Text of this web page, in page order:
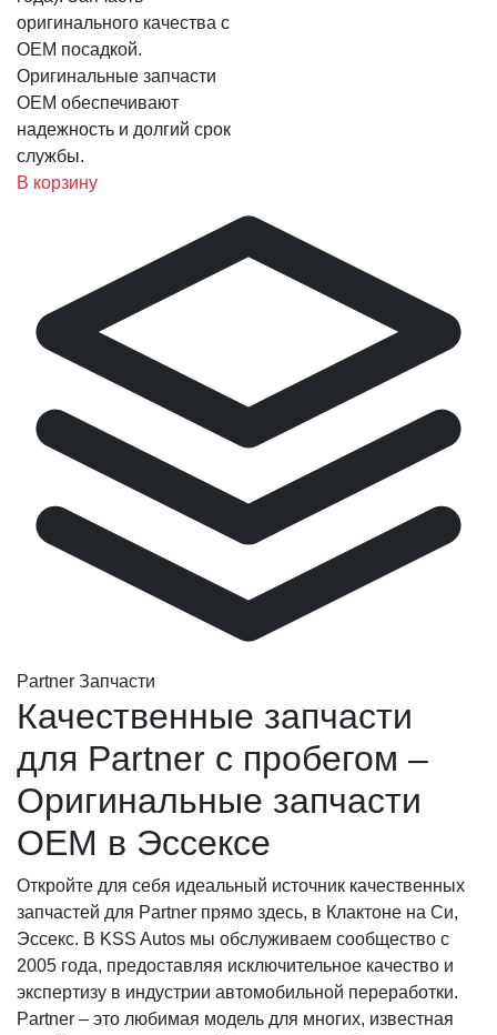
оригинального качества с
OEM посадкой.
Оригинальные запчасти
OEM обеспечивают
надежность и долгий срок
службы.
В корзину
Partner Запчасти
Качественные запчасти
для Partner с пробегом –
Оригинальные запчасти
OEM в Эссексе
Откройте для себя идеальный источник качественных
запчастей для Partner прямо здесь, в Клактоне на Си,
Эссекс. В KSS Autos мы обслуживаем сообщество с
2005 года, предоставляя исключительное качество и
экспертизу в индустрии автомобильной переработки.
Partner – это любимая модель для многих, известная